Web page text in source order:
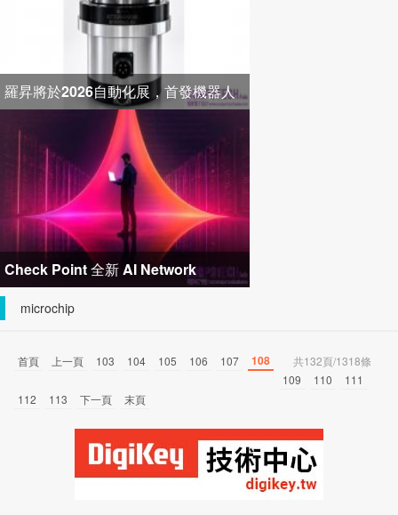
羅昇將於2026自動化展，首發機器人
關節模組 布局機器人與精密
Check Point 全新 AI Network
Firewall 顛覆防火牆傳統模式，消弭網
microchip
共132頁/1318條
首頁 上一頁 103 104 105 106 107 108
109 110
111
112
113 下一頁 末頁